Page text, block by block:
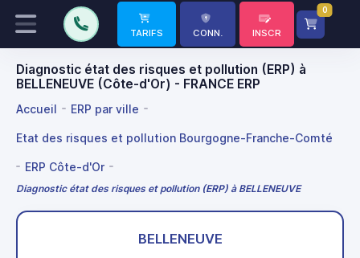
TARIFS CONN. INSCR
0
Diagnostic état des risques et pollution (ERP) à
BELLENEUVE (Côte-d'Or) - FRANCE ERP
Accueil ERP par ville
Etat des risques et pollution Bourgogne-Franche-Comté
ERP Côte-d'Or
Diagnostic état des risques et pollution (ERP) à BELLENEUVE
BELLENEUVE